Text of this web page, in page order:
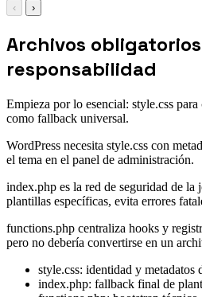
‹ ›
Archivos
responsabilidad
Empieza por lo esencial: style.css
como fallback universal.
WordPress necesita style.css con
el tema en el panel de administración.
index.php es la red de seguridad de la
plantillas específicas, evita errores
functions.php centraliza hooks y
pero no debería convertirse en un
style.css: identidad y metadatos
index.php: fallback final de